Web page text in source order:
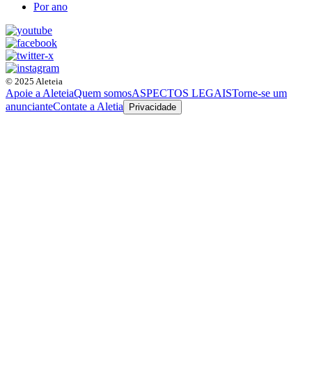
Por ano
© 2025 Aleteia
Apoie a AleteiaQuem somosASPECTOS LEGAISTorne-se um
anuncianteContate a Aletia Privacidade